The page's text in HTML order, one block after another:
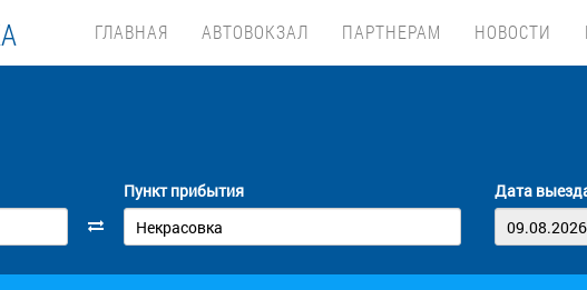
ГЛАВНАЯ АВТОВОКЗАЛ ПАРТНЕРАМ НОВОСТИ
Пункт прибытия Дата